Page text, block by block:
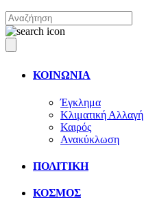
ΚΟΙΝΩΝΙΑ
Έγκλημα
Κλιματική Αλλαγή
Καιρός
Ανακύκλωση
ΠΟΛΙΤΙΚΗ
ΚΟΣΜΟΣ